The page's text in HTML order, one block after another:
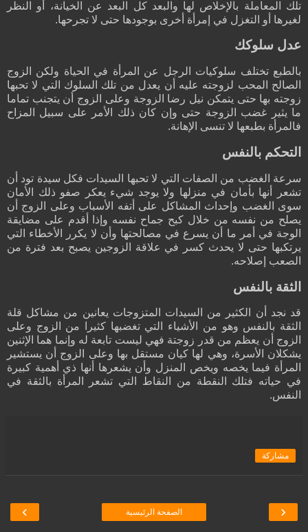
تلك المعاملة بالإخلاص لها والبعد كل البعد عن الخيانة، أو النظر
لغيرها أو التغزل في إمرأة أخرى بوجودها حتى لا تجرحها.
عدل سلوكك
بالطبع تختلف سلوكيات الرجل عن المرأة في الحياة ولكن الزوج
الصالح المحب لزوجته عليه أن يعدل من تلك السلوك التي لا تحبها
زوجته بها حتى يتمكن نيل رضا الزوجة وعلى الزوج أن يتجنب تماما
ما يثير غضب الزوجة حتى وإن كان ذلك الأمر على سبيل المزاح
فالمرأة بطبعها لا تنسى الإهانة.
التحكم بالنفس
سرعة الغضب من الصفات التي لا تحبها السيدات فكل سيدة تود أن
تشعر أنها بأمان في منزلها ولا يوجد شيء يعكر صفو ذلك الأمان
سوى الغضب وإحداث المشاكل على أتفه الأسباب وعلى الزوج أن
يصلح من نفسه من خلال كبح جماح نفسه وإذا أقدم على مضايقة
الوجة في أمر ما أن يسرع في مصالحتها وأن لا يكرر الأخطاء التي
يرتكبها حتى لا يحدث كسر في علاقة الزوجين يصبح بعد فترة من
الصعب إصلاحه.
الثقة بالنفس
قد نجد أن الكثير من السيدات المتزوجات يعانين من مشاكل قلة
الثقة بالنفس وهو من الأشياء التي تغضبها كثيرا من الزوج وعلى
الزوج أن يعظم من قدر زوجتة فهي ليست تابعة له وإنما هما الإثنين
يشكلان الأسرة، وهي لها كيان مستقل بها وعلى الزوج أن يستشير
المرأة فيما يخصه ويخص المنزل وأن يشعرها أنها ذي أهمية كبيرة
في حياته فتلك النقطة من النقاط التي تشعر المرأة بالثقة في
النفس.
مشاركة
‹
› الصفحة الرئيسية